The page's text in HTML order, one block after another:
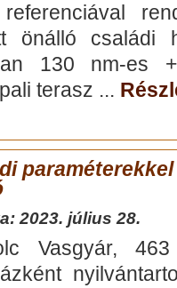
önálló családi
130 nm-es
terasz ...
2023. július 28.
Vasgyár,